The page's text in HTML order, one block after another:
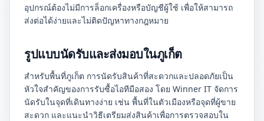
อุปกรณ์ต้องไม่มีการล็อกเครื่องหรือบัญชีผู้ใช้ เพื่อให้สามารถ
ส่งต่อได้ง่ายและไม่ติดปัญหาทางกฎหมาย
รูปแบบนัดรับและส่งมอบในภูเก็ต
สำหรับพื้นที่ภูเก็ต การนัดรับสินค้าที่สะดวกและปลอดภัยเป็น
หัวใจสำคัญของการรับซื้อไอทีมือสอง โดย Winner IT จัดการ
นัดรับในจุดที่เดินทางง่าย เช่น พื้นที่ในตัวเมืองหรือจุดที่ผู้ขาย
สะดวก และแนะนำวิธีเตรียมส่งสินค้าเพื่อการตรวจสอบใน